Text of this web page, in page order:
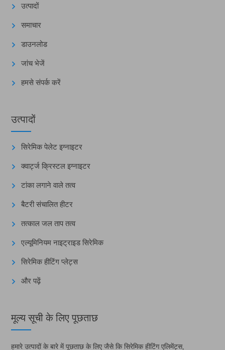
उत्पादों
समाचार
डाउनलोड
जांच भेजें
हमसे संपर्क करें
उत्पादों
सिरेमिक पेलेट इग्नाइटर
क्वार्ट्ज क्रिस्टल इग्नाइटर
टांका लगाने वाले तत्व
बैटरी संचालित हीटर
तत्काल जल ताप तत्व
एल्यूमिनियम नाइट्राइड सिरेमिक
सिरेमिक हीटिंग प्लेट्स
और पढ़ें
मूल्य सूची के लिए पूछताछ
हमारे उत्पादों के बारे में पूछताछ के लिए जैसे कि सिरेमिक हीटिंग एलिमेंट्स,